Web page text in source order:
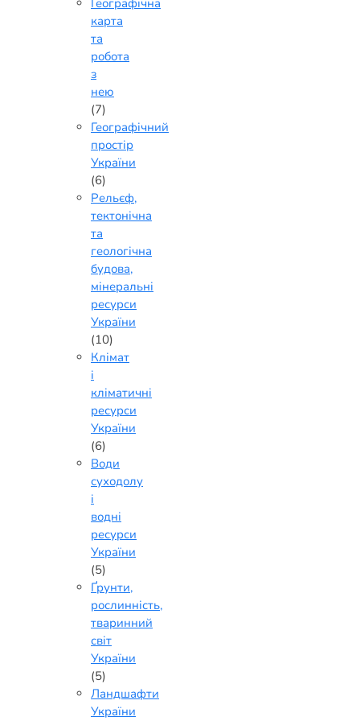
Географічна
карта
та
робота
з
нею
(7)
Географічний
простір
України
(6)
Рельєф,
тектонічна
та
геологічна
будова,
мінеральні
ресурси
України
(10)
Клімат
і
кліматичні
ресурси
України
(6)
Води
суходолу
і
водні
ресурси
України
(5)
Ґрунти,
рослинність,
тваринний
світ
України
(5)
Ландшафти
України